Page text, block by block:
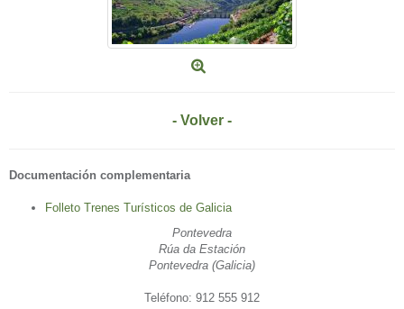
- Volver -
Documentación complementaria
Folleto Trenes Turísticos de Galicia
Pontevedra
Rúa da Estación
Pontevedra (Galicia)
Teléfono: 912 555 912